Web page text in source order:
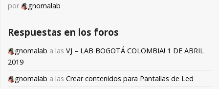
por
gnomalab
Respuestas en los foros
gnomalab a las VJ – LAB BOGOTÁ COLOMBIA! 1 DE ABRIL
2019
gnomalab a las Crear contenidos para Pantallas de Led